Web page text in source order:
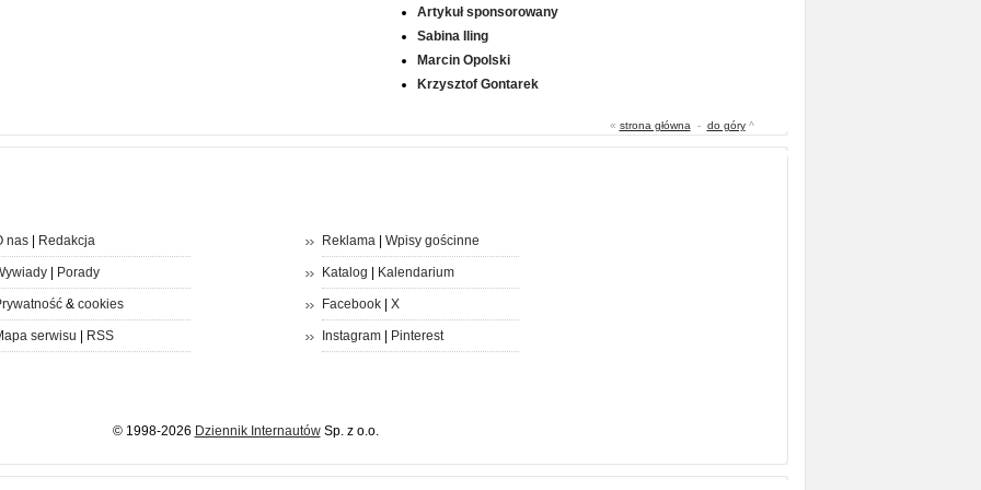
Artykuł sponsorowany
Sabina Iling
Marcin Opolski
Krzysztof Gontarek
« strona główna - do góry^
nas| Redakcja
| Porady
& cookies
serwisu | RSS
Reklama| Wpisy gościnne
Katalog | Kalendarium
Facebook| X
Instagram| Pinterest
© 1998-2026 Dziennik InternautówSp. z o.o.